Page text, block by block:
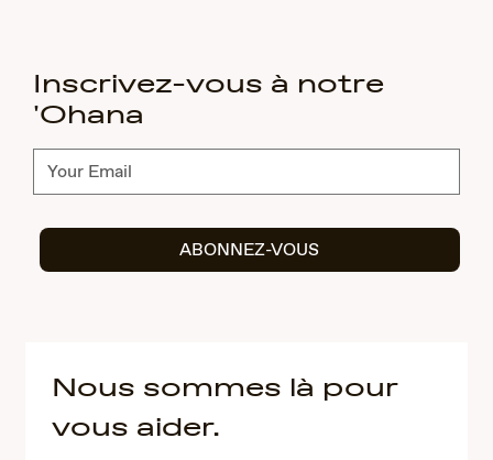
Inscrivez-vous à notre
'Ohana
Abonnez-
vous
ABONNEZ-VOUS
Nous sommes là pour
vous aider.